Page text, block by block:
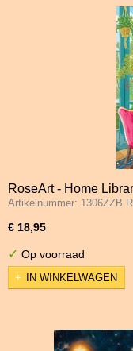
RoseArt - Home
Artikelnummer: 1306ZZB
€ 18,95
✓ Op voorraad
IN WINKELWAGEN